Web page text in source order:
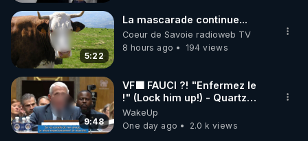
5:22
La mascarade continue...
Coeur de Savoie radioweb TV
8 hours ago
194 views
9:48
VF🟩 FAUCI ?! "Enfermez le
!" (Lock him up!) - Quartz
Traduction
WakeUp
One day ago
2.0 k views